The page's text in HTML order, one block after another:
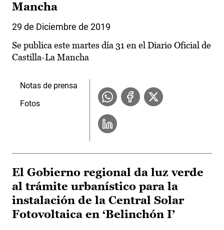
Mancha
29 de Diciembre de 2019
Se publica este martes día 31 en el Diario Oficial de
Castilla-La Mancha
Notas de prensa
Fotos
El Gobierno regional da luz verde
al trámite urbanístico para la
instalación de la Central Solar
Fotovoltaica en ‘Belinchón I’